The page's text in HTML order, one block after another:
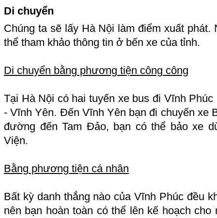
Di chuyển
Chúng ta sẽ lấy Hà Nội làm điểm xuất
thể tham khảo thông tin ở bến xe của tỉnh.
Di chuyển bằng phương tiện công công
Tại Hà Nội có hai tuyến xe bus đi Vĩnh
- Vĩnh Yên. Đến Vĩnh Yên bạn đi chuyến xe
đường đến Tam Đảo, bạn có thể bảo xe
Viện.
Bằng phương tiện cá nhân
Bất kỳ danh thắng nào của Vĩnh Phúc đều
nên bạn hoàn toàn có thể lên kế hoạch